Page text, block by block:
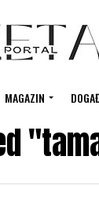
MAGAZIN